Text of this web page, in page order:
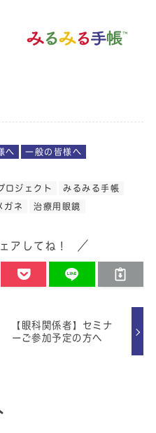
へ 一般の皆様へ
ロジェクト みるみる手帳
ガネ 治療用眼鏡
アしてね！
【眼科関係者】セミナ
ーご参加予定の方へ